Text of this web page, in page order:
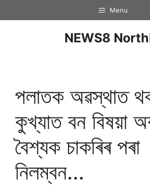
Menu
NEWS8
পলাতক অৱস্থাত
কুখ্যাত বন বিষয়া
বৈশ্যক চাকৰিৰ পৰা
নিলম্বন…